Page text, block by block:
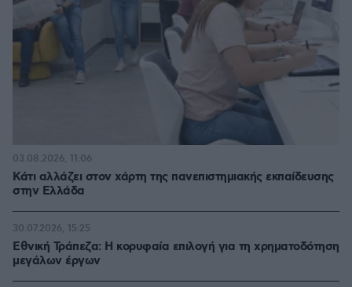
Κάτι αλλάζει στον χάρτη της πανεπιστημιακής εκπαίδευσης
στην Ελλάδα
03.08.2026, 11:06
Εθνική Τράπεζα: Η κορυφαία επιλογή για τη χρηματοδότηση
μεγάλων έργων
30.07.2026, 15:25